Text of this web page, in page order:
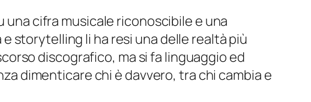
cifra musicale riconoscibile e una
storytelling li ha resi una delle realtà più
discografico, ma si fa linguaggio ed
dimenticare chi è davvero, tra chi cambia e